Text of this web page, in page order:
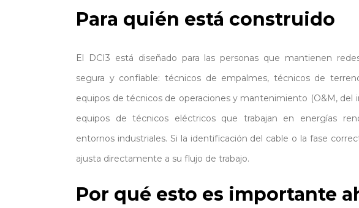
Para quién está construido
El DCI3 está diseñado para las personas que mantienen
segura y confiable: técnicos de empalmes, técnicos de
equipos de técnicos de operaciones y mantenimiento (O&M, del
equipos de técnicos eléctricos que trabajan en energías
entornos industriales. Si la identificación del cable o la fase
ajusta directamente a su flujo de trabajo.
Por qué esto es importante